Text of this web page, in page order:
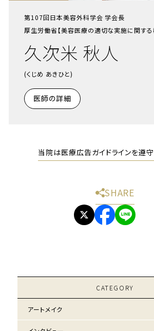
第107回日本美容外科学会 学会長
厚生労働省【美容医療の適切な実施に関する
久次米 秋人
(くじめ あきひと)
医師の詳細
当院は医療広告ガイドラインを遵守
SHARE
CATEGORY
アートメイク